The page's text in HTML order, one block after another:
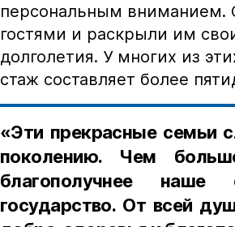
персональным вниманием.
гостями и раскрыли им
долголетия. У многих из
стаж составляет более
«Эти прекрасные семьи
поколению. Чем
благополучнее
государство. От всей